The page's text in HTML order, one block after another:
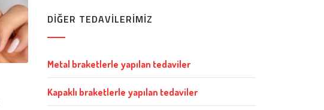
DİĞER TEDAVİLERİMİZ
Metal braketlerle yapılan tedaviler
Kapaklı braketlerle yapılan tedaviler